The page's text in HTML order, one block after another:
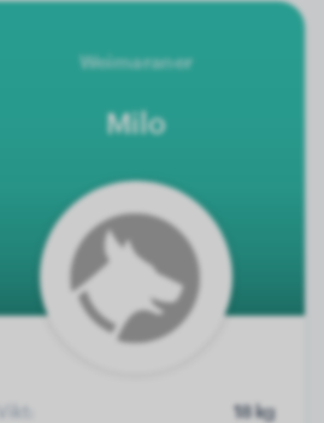
Weimaraner
Milo
Vikt:
18 kg